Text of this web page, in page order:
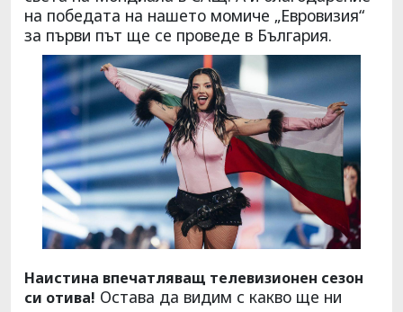
на победата на нашето момиче „Евровизия“
за първи път ще се проведе в България.
Наистина впечатляващ телевизионен сезон
си отива! Остава да видим с какво ще ни